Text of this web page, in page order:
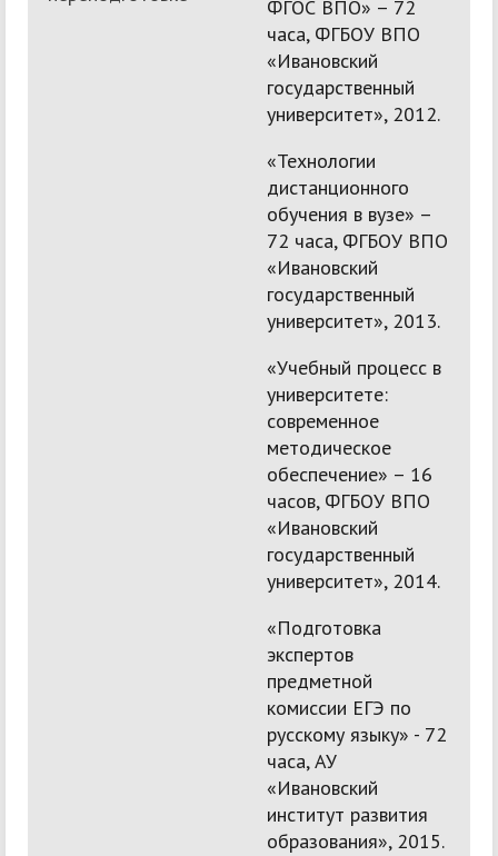
ФГОС ВПО» – 72
часа, ФГБОУ ВПО
«Ивановский
государственный
университет», 2012.
«Технологии
дистанционного
обучения в вузе» –
72 часа, ФГБОУ ВПО
«Ивановский
государственный
университет», 2013.
«Учебный процесс в
университете:
современное
методическое
обеспечение» – 16
часов, ФГБОУ ВПО
«Ивановский
государственный
университет», 2014.
«Подготовка
экспертов
предметной
комиссии ЕГЭ по
русскому языку» - 72
часа, АУ
«Ивановский
институт развития
образования», 2015.